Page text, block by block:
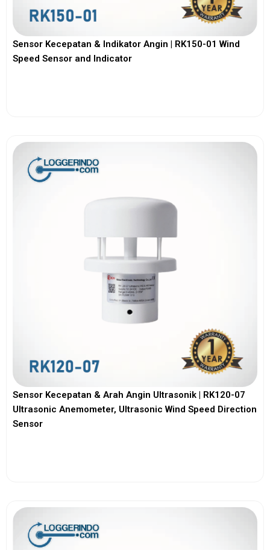
Sensor Kecepatan & Indikator Angin | RK150-01 Wind
Speed Sensor and Indicator
Sensor Kecepatan & Arah Angin Ultrasonik | RK120-07
Ultrasonic Anemometer, Ultrasonic Wind Speed Direction
Sensor